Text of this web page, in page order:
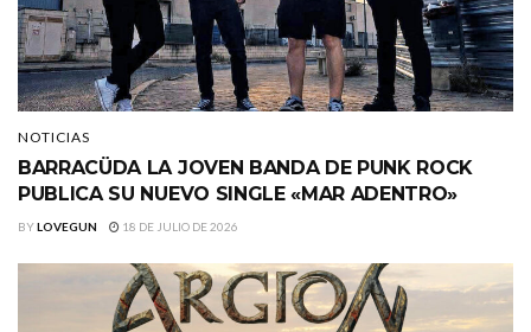
NOTICIAS
BARRACÜDA LA JOVEN BANDA DE PUNK ROCK
PUBLICA SU NUEVO SINGLE «MAR ADENTRO»
BYLOVEGUN 18 DE JULIO DE 2026